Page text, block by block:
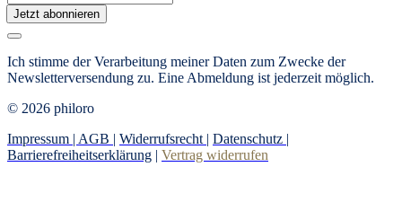
Jetzt abonnieren
Ich stimme der Verarbeitung meiner Daten zum Zwecke der
Newsletterversendung zu. Eine Abmeldung ist jederzeit möglich.
© 2026 philoro
Impressum | AGB | Widerrufsrecht | Datenschutz |
Barrierefreiheitserklärung | Vertrag widerrufen